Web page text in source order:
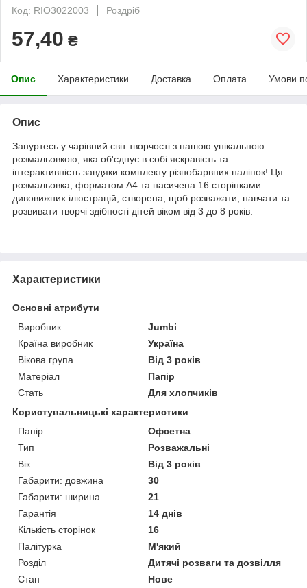
Код: RIO3022003
Роздріб
57,40 ₴
Опис Характеристики Доставка Оплата Умови
Опис
Зануртесь у чарівний світ творчості з нашою унікальною
розмальовкою, яка об'єднує в собі яскравість та
інтерактивність завдяки комплекту різнобарвних наліпок! Ця
розмальовка, форматом А4 та насичена 16 сторінками
дивовижних ілюстрацій, створена, щоб розважати, навчати та
розвивати творчі здібності дітей віком від 3 до 8 років.
Характеристики
Основні атрибути
Виробник
Jumbi
Країна виробник
Україна
Вікова група
Від 3 років
Матеріал
Папір
Стать
Для хлопчиків
Користувальницькі характеристики
Папір
Офсетна
Тип
Розважальні
Вік
Від 3 років
Габарити: довжина
30
Габарити: ширина
21
Гарантія
14 днів
Кількість сторінок
16
Палітурка
М'який
Розділ
Дитячі розваги та дозвілля
Стан
Нове